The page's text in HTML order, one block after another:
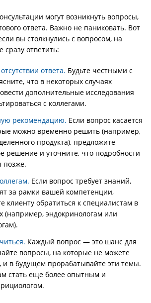
могут возникнуть вопросы,
ответа. Важно не паниковать. Вот
вы столкнулись с вопросом, на
ответить:
ответа. Будьте честными с
что в некоторых случаях
дополнительные исследования
с коллегами.
рекомендацию. Если вопрос касается
можно временно решить (например,
продукта), предложите
решение и уточните, что подробности
позже.
Если вопрос требует знаний,
за рамки вашей компетенции,
клиенту обратиться к специалистам в
(например, эндокринологам или
Каждый вопрос — это шанс для
вопросы, на которые не можете
и в будущем прорабатывайте эти темы.
стать еще более опытным и